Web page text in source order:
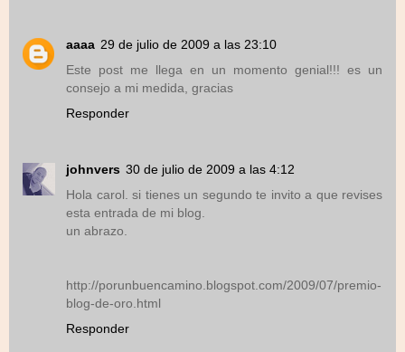
aaaa 29 de julio de 2009 a las 23:10
Este post me llega en un momento genial!!! es un
consejo a mi medida, gracias
Responder
johnvers 30 de julio de 2009 a las 4:12
Hola carol. si tienes un segundo te invito a que revises
esta entrada de mi blog.
un abrazo.
http://porunbuencamino.blogspot.com/2009/07/premio-
blog-de-oro.html
Responder